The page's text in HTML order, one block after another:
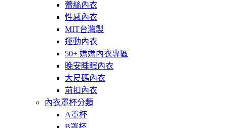
蕾絲內衣
性感內衣
MIT台灣製
運動內衣
50+ 媽媽內衣專區
晚安睡眠內衣
大尺碼內衣
前扣內衣
內衣罩杯分類
A罩杯